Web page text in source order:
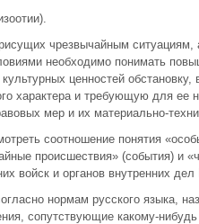
чрезвычайным
необходимо понимать
ценностей
характера и требующую для
мер и их материально-
соотношение понятия
происшествия» (события) и
войск и органов внутренних
нормам русского языка,
со­путствующие какому-